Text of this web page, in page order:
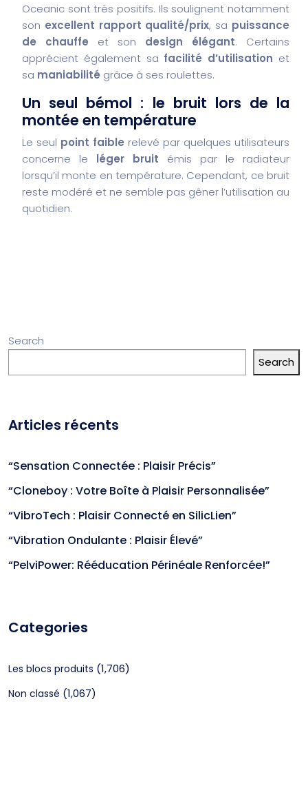
Oceanic sont très positifs. Ils soulignent notamment
son excellent rapport qualité/prix, sa puissance
de chauffe et son design élégant. Certains
apprécient également sa facilité d’utilisation et
sa maniabilité grâce à ses roulettes.
Un seul bémol : le bruit lors de la
montée en température
Le seul point faible relevé par quelques utilisateurs
concerne le léger bruit émis par le radiateur
lorsqu’il monte en température. Cependant, ce bruit
reste modéré et ne semble pas gêner l’utilisation au
quotidien.
Search
Search
Articles récents
“Sensation Connectée : Plaisir Précis”
“Cloneboy : Votre Boîte à Plaisir Personnalisée”
“VibroTech : Plaisir Connecté en SilicLien”
“Vibration Ondulante : Plaisir Élevé”
“PelviPower: Rééducation Périnéale Renforcée!”
Categories
Les blocs produits (1,706)
Non classé (1,067)